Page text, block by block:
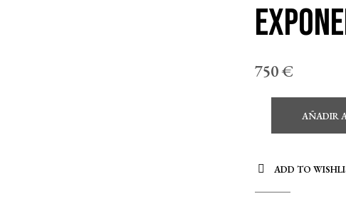
750€
AÑADIR
ADD TO